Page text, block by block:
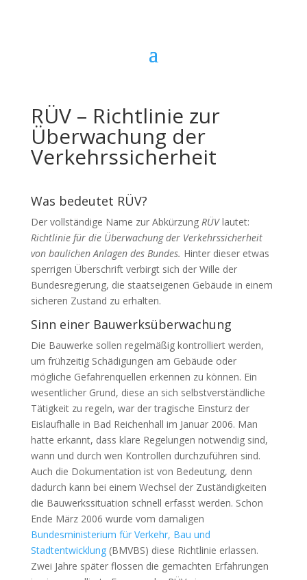
RÜV – Richtlinie zur
Überwachung der
Verkehrssicherheit
Was bedeutet RÜV?
Der vollständige Name zur Abkürzung RÜVlautet:
Richtlinie für die Überwachung der Verkehrssicherheit
von baulichen Anlagen des Bundes. Hinter dieser etwas
sperrigen Überschrift verbirgt sich der Wille der
Bundesregierung, die staatseigenen Gebäude in einem
sicheren Zustand zu erhalten.
Sinn einer Bauwerksüberwachung
Die Bauwerke sollen regelmäßig kontrolliert werden,
um frühzeitig Schädigungen am Gebäude oder
mögliche Gefahrenquellen erkennen zu können. Ein
wesentlicher Grund, diese an sich selbstverständliche
Tätigkeit zu regeln, war der tragische Einsturz der
Eislaufhalle in Bad Reichenhall im Januar 2006. Man
hatte erkannt, dass klare Regelungen notwendig sind,
wann und durch wen Kontrollen durchzuführen sind.
Auch die Dokumentation ist von Bedeutung, denn
dadurch kann bei einem Wechsel der Zuständigkeiten
die Bauwerkssituation schnell erfasst werden. Schon
Ende März 2006 wurde vom damaligen
Bundesministerium für Verkehr, Bau und
Stadtentwicklung(BMVBS) diese Richtlinie erlassen.
Zwei Jahre später flossen die gemachten Erfahrungen